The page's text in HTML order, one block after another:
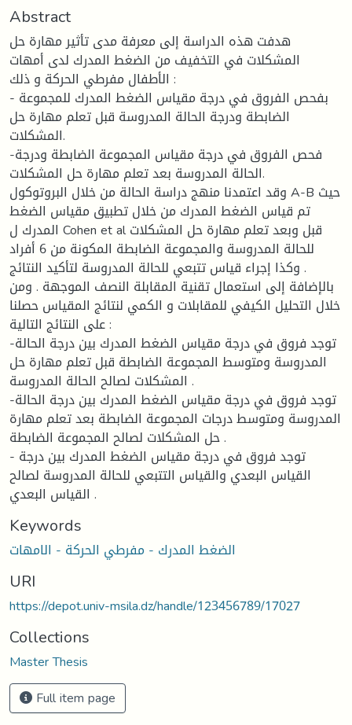
Abstract
هدفت هذه الدراسة إلى معرفة مدى تأثير مهارة حل
المشكلات في التخفيف من الضغط المدرك لدى أمهات
الأطفال مفرطي الحركة و ذلك :
- بفحص الفروق في درجة مقياس الضغط المدرك للمجموعة
الضابطة ودرجة الحالة المدروسة قبل تعلم مهارة حل
المشكلات.
-فحص الفروق في درجة مقياس المجموعة الضابطة ودرجة
الحالة المدروسة بعد تعلم مهارة حل المشكلات.
وقد اعتمدنا منهج دراسة الحالة من خلال البروتوكول A-B حيث
تم قياس الضغط المدرك من خلال تطبيق مقياس الضغط
المدرك ل Cohen et al قبل وبعد تعلم مهارة حل المشكلات
للحالة المدروسة والمجموعة الضابطة المكونة من 6 أفراد
وكذا إجراء قياس تتبعي للحالة المدروسة لتأكيد النتائج .
بالإضافة إلى استعمال تقنية المقابلة النصف الموجهة . ومن
خلال التحليل الكيفي للمقابلات و الكمي لنتائج المقياس حصلنا
على النتائج التالية :
-توجد فروق في درجة مقياس الضغط المدرك بين درجة الحالة
المدروسة ومتوسط المجموعة الضابطة قبل تعلم مهارة حل
المشكلات لصالح الحالة المدروسة .
-توجد فروق في درجة مقياس الضغط المدرك بين درجة الحالة
المدروسة ومتوسط درجات المجموعة الضابطة بعد تعلم مهارة
حل المشكلات لصالح المجموعة الضابطة .
- توجد فروق في درجة مقياس الضغط المدرك بين درجة
القياس البعدي والقياس التتبعي للحالة المدروسة لصالح
القياس البعدي .
Keywords
الضغط المدرك - مفرطي الحركة - الامهات
URI
https://depot.univ-msila.dz/handle/123456789/17027
Collections
Master Thesis
Full item page